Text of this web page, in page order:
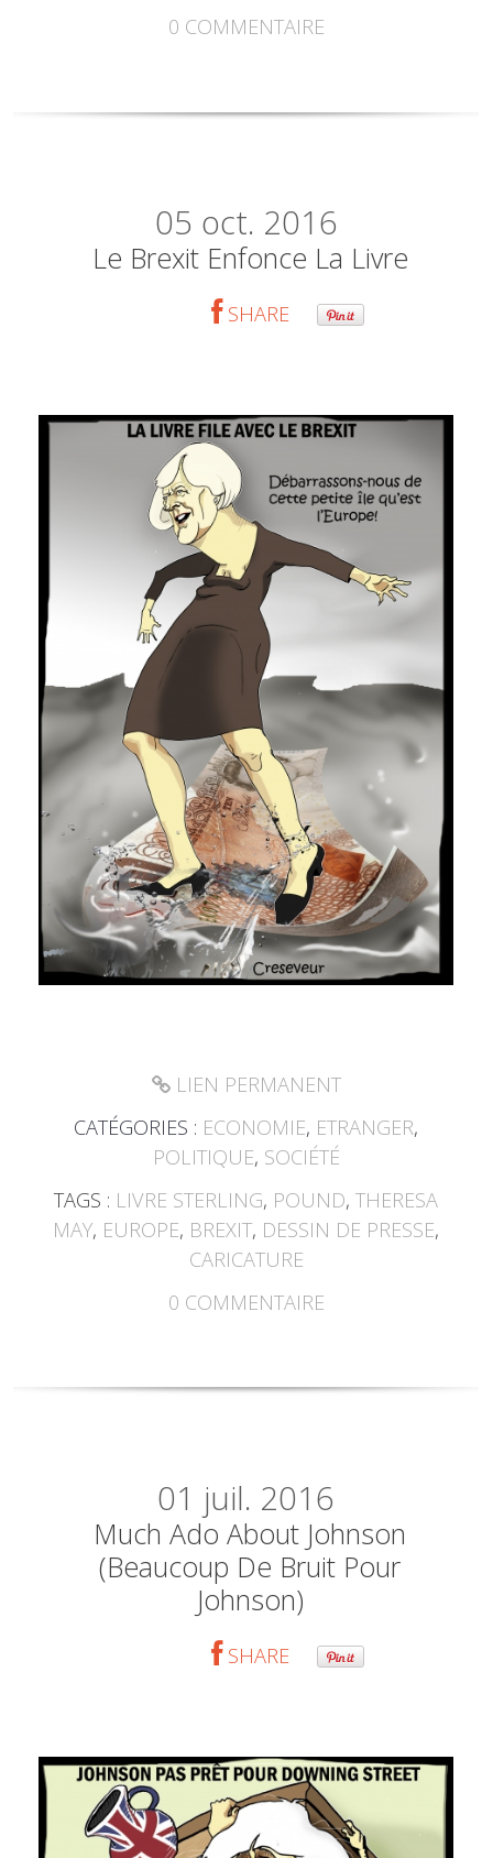
0 COMMENTAIRE
05 oct. 2016
Le Brexit Enfonce La Livre
SHARE
LIEN PERMANENT
CATÉGORIES : ECONOMIE, ETRANGER,
POLITIQUE, SOCIÉTÉ
TAGS : LIVRE STERLING, POUND,THERESA
MAY, EUROPE, BREXIT, DESSIN DE PRESSE,
CARICATURE
0 COMMENTAIRE
01 juil. 2016
Much Ado About Johnson
(Beaucoup De Bruit Pour
Johnson)
SHARE